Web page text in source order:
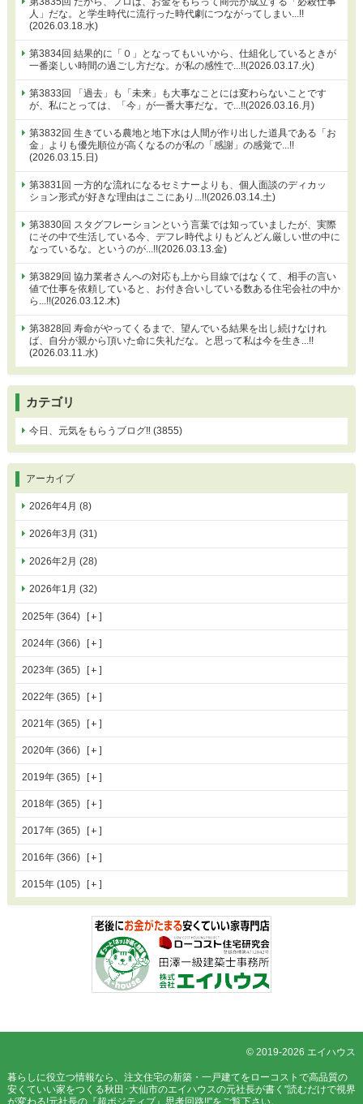
人」だな。と学生時代に流行った時代劇につながってしまい...!!
(2026.03.18.水)
第3834回 結果的に「０」となってもいいから、仕組化しているときが
一番楽しい時間の過ごし方だな。が私の感性で...!!(2026.03.17.火)
第3833回 「過去」も「未来」も大事なことには変わらないことです
が、私にとっては、「今」が一番大事だな。で...!!(2026.03.16.月)
第3832回 生きている農地と地下水は人間が作り出した道具である「お
金」よりも優先順位が高くなるのが私の「感謝」の感覚で...!!
(2026.03.15.日)
第3831回 一方的な流れになるセミナーよりも、個人面談のディカッ
ション形式が好きな理由はここにあり...!!(2026.03.14.土)
第3830回 スタグフレーションという言葉では知っていましたが、実際
にその中で生活している今、デフレ時代よりもどんどん厳しい世の中に
なっているな。というのが...!!(2026.03.13.金)
第3829回 協力業者さんへの対応も上から目線ではなくて、相手の言い
値で仕事を依頼していると、お付き合いしている数ある住宅会社の中か
ら...!!(2026.03.12.木)
第3828回 寿命がやってくるまで、望んでいる結果を出し続けなけれ
ば、自分が親から頂いた命に失礼だな。と思って私は今を生き...!!
(2026.03.11.水)
カテゴリ
今日、元気をもらうブログ‼ (3855)
アーカイブ
2026年4月 (8)
2026年3月 (31)
2026年2月 (28)
2026年1月 (32)
2025年 (364)
2024年 (366)
2023年 (365)
2022年 (365)
2021年 (365)
2020年 (366)
2019年 (365)
2018年 (365)
2017年 (365)
2016年 (366)
2015年 (105)
© 2019-2026 エイハウス
暮らしに役立つ情報なら、 注文住宅の新築・一戸建てをローコストで高品質の
安くていい家をつくる秋田･大仙市のエイハウスの元社長が書く"読むだけで視界
が変わる!元社長の『超ポジティブ』思考回路!!"をご覧下さい。